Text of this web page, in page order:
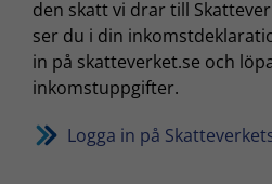
den skatt vi drar till
ser du i din
in på skatteverket.se och
inkomstuppgifter.
Logga in på